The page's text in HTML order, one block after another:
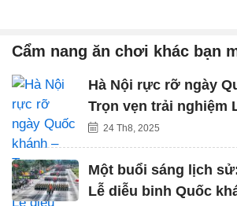
Cẩm nang ăn chơi khác bạn
Hà Nội rực rỡ ngày
Trọn vẹn trải nghiệm
24 Th8, 2025
Một buổi sáng lịch
Lễ diễu binh Quốc